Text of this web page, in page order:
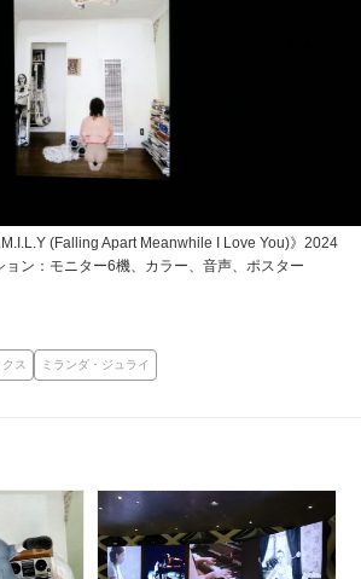
(Falling Apart Meanwhile I Love You)》2024
ン：モニター6機、カラー、音声、ポスター
ス ミランダ・ジュライ